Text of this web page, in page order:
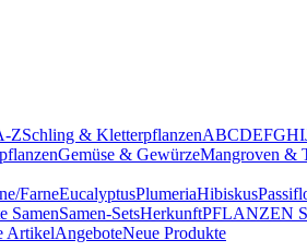
ZSchling & KletterpflanzenABCDEFGHI
Gemüse & GewürzeMangroven &
FarneEucalyptusPlumeriaHibiskus
SamenSamen-SetsHerkunftPFLANZEN
ArtikelAngeboteNeue Produkte